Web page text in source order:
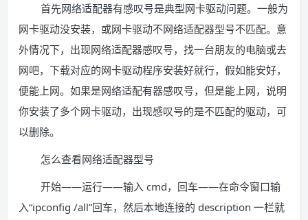
首先网络适配器有感叹号是典型网卡驱动问题。一般为
网卡驱动没安装，或网卡驱动不网络适配器型号不匹配。意
外情况下，出现网络适配器感叹号，找一台朋友的电脑或去
网吧，下载对应的网卡驱动程序安装好就行，假如能安好，
便能上网。如果是网络适配有器感叹号，但是能上网，说明
你安装了多个网卡驱动，出现感叹号的是不匹配的驱动，可
以删除。
怎么查看网络适配器型号
开始——运行——输入 cmd，回车——在命令窗口输
入“ipconfig /all”回车，然后本地连接的 description 一栏就